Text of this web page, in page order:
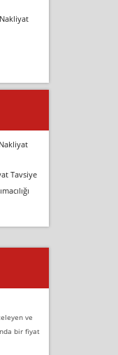
Tavsiye
ve
bir fiyat